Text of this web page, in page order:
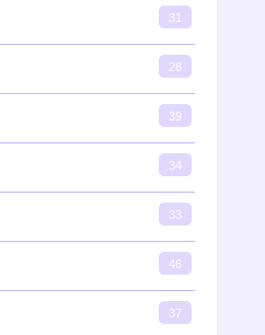
31
28
39
34
33
46
37